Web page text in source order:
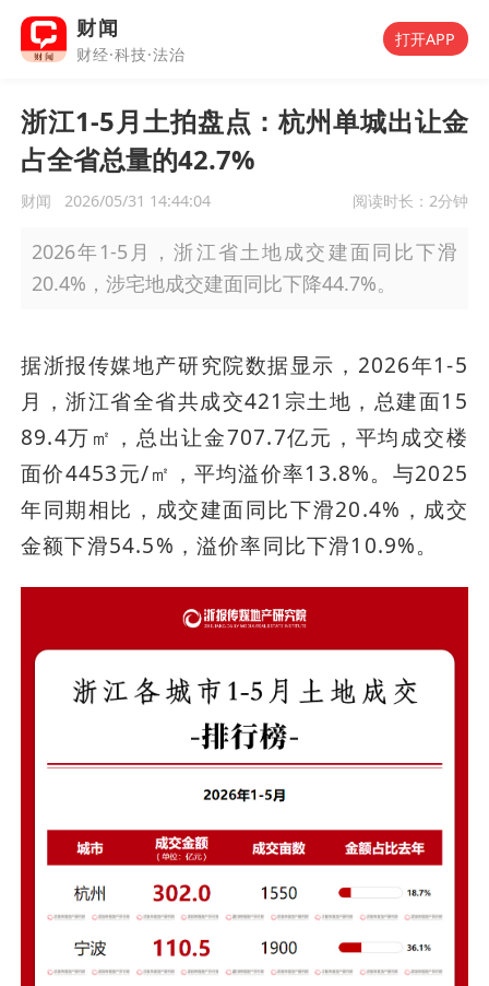
财闻
财经·科技·法治
打开APP
浙江1-5月土拍盘点：杭州单城出让金
占全省总量的42.7%
财闻 2026/05/31 14:44:04 阅读时长： 2分钟
2026年1-5月，浙江省土地成交建面同比下滑
20.4%，涉宅地成交建面同比下降44.7%。
据浙报传媒地产研究院数据显示，2026年1-5
月，浙江省全省共成交421宗土地，总建面15
89.4万㎡，总出让金707.7亿元，平均成交楼
面价4453元/㎡，平均溢价率13.8%。与2025
年同期相比，成交建面同比下滑20.4%，成交
金额下滑54.5%，溢价率同比下滑10.9%。